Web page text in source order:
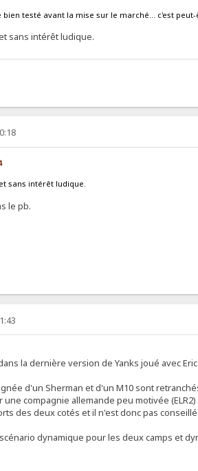
testé avant la mise sur le marché... c'est
sans intérêt ludique.
sans intérêt ludique.
le pb.
la dernière version de Yanks joué avec Eric
d'un Sherman et d'un M10 sont
compagnie allemande peu motivée
des deux cotés et il n'est donc pas
dynamique pour les deux camps et